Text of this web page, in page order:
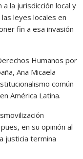
la jurisdicción local y
leyes locales en
fin a esa invasión
Humanos por
Ana Micaela
común
América Latina.
en su opinión al
justicia termina